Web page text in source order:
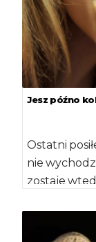
Jesz późno
Ostatni
nie
zostaje